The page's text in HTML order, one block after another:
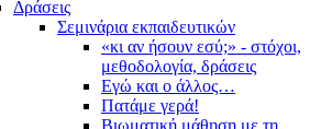
Δράσεις
Σεμινάρια εκπαιδευτικών
«κι αν ήσουν εσύ;» - στόχοι,
μεθοδολογία, δράσεις
Εγώ και ο άλλος…
Πατάμε γερά!
Βιωματική μάθηση με τη